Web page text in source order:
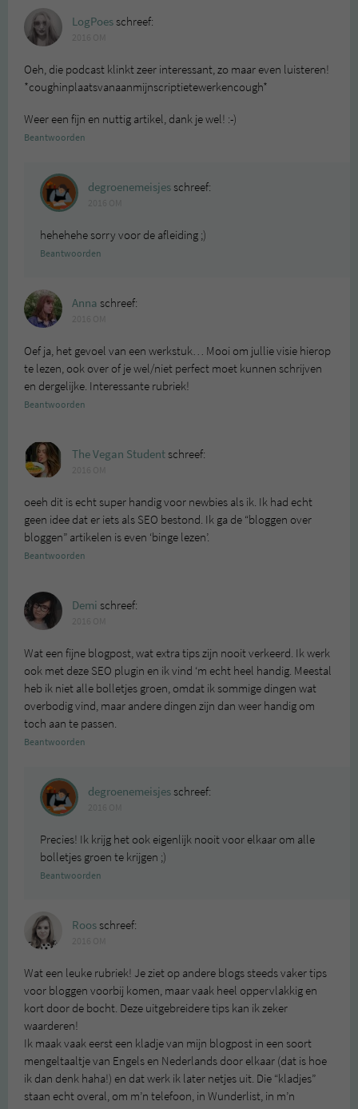
LogPoesschreef:
Oeh, die podcast klinkt zeer interessant, zo maar even luisteren!
*coughinplaatsvanaanmijnscriptietewerkencough*
Weer een fijn en nuttig artikel, dank je wel! :-)
Beantwoorden
degroenemeisjesschreef:
hehehehe sorry voor de afleiding ;)
Beantwoorden
Anna schreef:
Oef ja, het gevoel van een werkstuk… Mooi om jullie visie hierop
te lezen, ook over of je wel/niet perfect moet kunnen schrijven
en dergelijke. Interessante rubriek!
Beantwoorden
The Vegan Studentschreef:
oeeh dit is echt super handig voor newbies als ik. Ik had echt
geen idee dat er iets als SEO bestond. Ik ga de “bloggen over
bloggen” artikelen is even ‘binge lezen’.
Beantwoorden
Demi schreef:
Wat een fijne blogpost, wat extra tips zijn nooit verkeerd. Ik werk
ook met deze SEO plugin en ik vind ‘m echt heel handig. Meestal
heb ik niet alle bolletjes groen, omdat ik sommige dingen wat
overbodig vind, maar andere dingen zijn dan weer handig om
toch aan te passen.
Beantwoorden
degroenemeisjesschreef:
Precies! Ik krijg het ook eigenlijk nooit voor elkaar om alle
bolletjes groen te krijgen ;)
Beantwoorden
Roosschreef:
Wat een leuke rubriek! Je ziet op andere blogs steeds vaker tips
voor bloggen voorbij komen, maar vaak heel oppervlakkig en
kort door de bocht. Deze uitgebreidere tips kan ik zeker
waarderen!
Ik maak vaak eerst een kladje van mijn blogpost in een soort
mengeltaaltje van Engels en Nederlands door elkaar (dat is hoe
ik dan denk haha!) en dat werk ik later netjes uit. Die “kladjes”
staan echt overal, om m’n telefoon, in Wunderlist, in m’n